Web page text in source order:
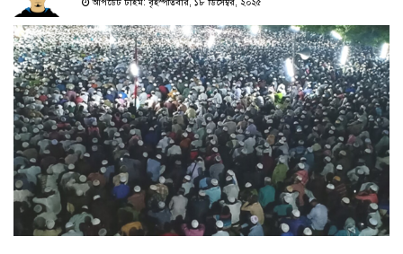
আপডেট টাইম: বৃহস্পতিবার, ১৮ ডিসেম্বর, ২০২৫